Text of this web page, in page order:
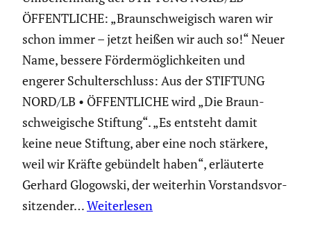
ÖFFENTLICHE: „Braun­schwei­gisch waren wir
schon immer – jetzt heißen wir auch so!“ Neuer
Name, bessere Förder­mög­lich­keiten und
engerer Schul­ter­schluss: Aus der STIFTUNG
NORD/LB • ÖFFENTLICHE wird „Die Braun­
schwei­gi­sche Stiftung“. „Es entsteht damit
keine neue Stiftung, aber eine noch stärkere,
weil wir Kräfte gebündelt haben“, erläu­terte
Gerhard Glogowski, der weiterhin Vorstands­vor­
sit­zender…Weiterlesen